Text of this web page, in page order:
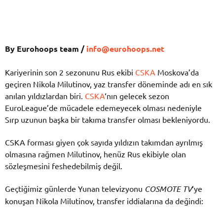
By Eurohoops team /info@eurohoops.net
Kariyerinin son 2 sezonunu Rus ekibi CSKA Moskova’da
geçiren Nikola Milutinov, yaz transfer döneminde adı en sık
anılan yıldızlardan biri. CSKA‘nın gelecek sezon
EuroLeague’de mücadele edemeyecek olması nedeniyle
Sırp uzunun başka bir takıma transfer olması bekleniyordu.
CSKA forması giyen çok sayıda yıldızın takımdan ayrılmış
olmasına rağmen Milutinov, henüz Rus ekibiyle olan
sözleşmesini feshedebilmiş değil.
Geçtiğimiz günlerde Yunan televizyonu COSMOTE TV‘ye
konuşan Nikola Milutinov, transfer iddialarına da değindi: